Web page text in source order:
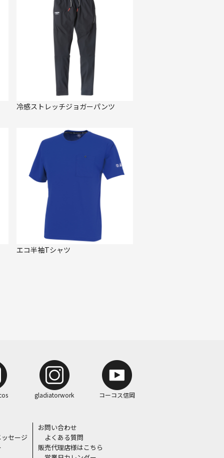
冷感ストレッチジョガーパンツ
エコ半袖Tシャツ
gladiatorwork コーコス信岡
セージ
お問い合わせ
よくある質問
販売代理店様はこちら